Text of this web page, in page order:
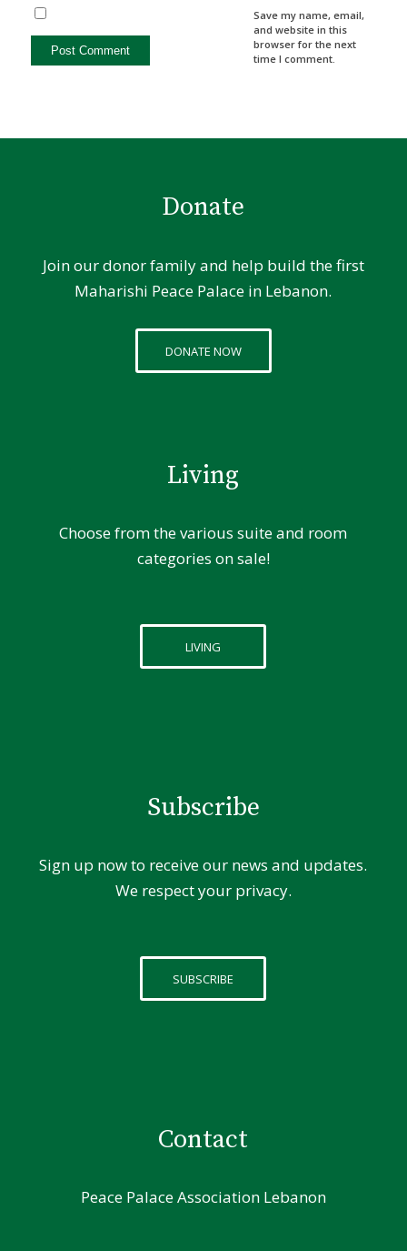
Save my name, email,
and website in this
browser for the next
time I comment.
Donate
Join our donor family and help build the first
Maharishi Peace Palace in Lebanon.
DONATE NOW
Living
Choose from the various suite and room
categories on sale!
LIVING
Subscribe
Sign up now to receive our news and updates.
We respect your privacy.
SUBSCRIBE
Contact
Peace Palace Association Lebanon